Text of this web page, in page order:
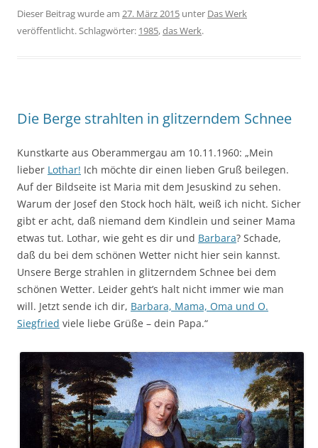
Dieser Beitrag wurde am 27. März 2015 unter Das Werk
veröffentlicht. Schlagwörter: 1985,das Werk.
Die Berge strahlten in glitzerndem Schnee
Kunstkarte aus Oberammergau am 10.11.1960: „Mein
lieber Lothar! Ich möchte dir einen lieben Gruß beilegen.
Auf der Bildseite ist Maria mit dem Jesuskind zu sehen.
Warum der Josef den Stock hoch hält, weiß ich nicht. Sicher
gibt er acht, daß niemand dem Kindlein und seiner Mama
etwas tut. Lothar, wie geht es dir und Barbara? Schade,
daß du bei dem schönen Wetter nicht hier sein kannst.
Unsere Berge strahlen in glitzerndem Schnee bei dem
schönen Wetter. Leider geht’s halt nicht immer wie man
will. Jetzt sende ich dir, Barbara, Mama, Oma und O.
Siegfried viele liebe Grüße – dein Papa.“